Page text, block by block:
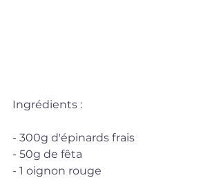
Ingrédients :
- 300g d'épinards frais
- 50g de fêta
- 1 oignon rouge